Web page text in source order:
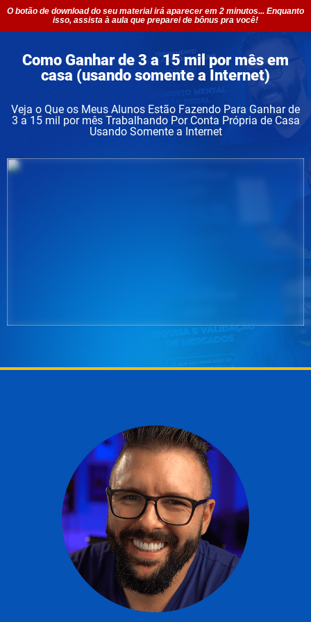
O botão de download do seu material irá aparecer em 2 minutos... Enquanto
isso, assista à aula que preparei de bônus pra você!
Como Ganhar de 3 a 15 mil por mês em
casa (usando somente a Internet)
Veja o Que os Meus Alunos Estão Fazendo Para Ganhar de
3 a 15 mil por mês Trabalhando Por Conta Própria de Casa
Usando Somente a Internet